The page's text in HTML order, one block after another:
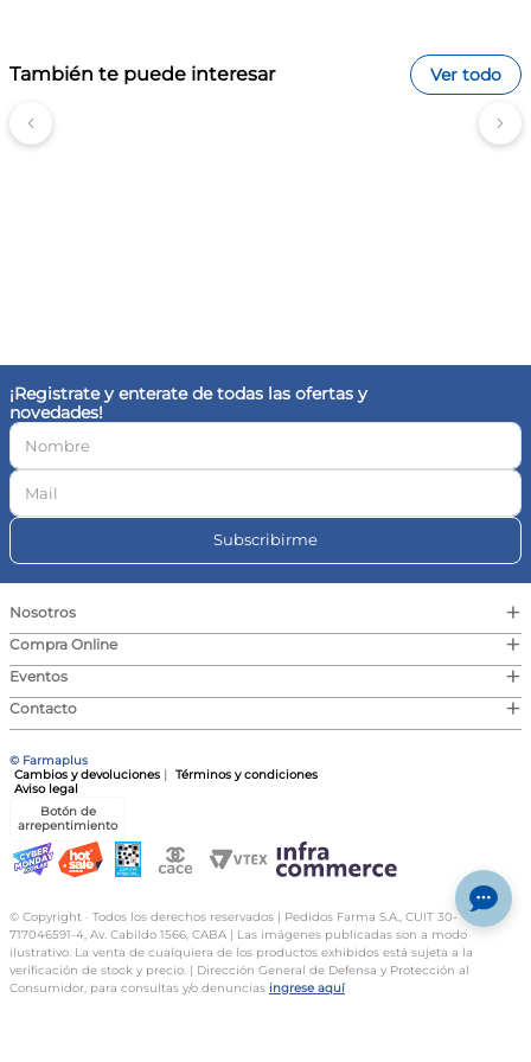
Mantener el doypack bien cerrado en lugar fresco y seco. No
superar la porción recomendada. Mantener fuera del alcance
¿Tiene saborizantes artificiales?
Especificaciones
Tipo: Proteína vegetal | Función: nutrición muscular vegana |
Forma: polvo | Contenido: 907 gramos (30 porciones)
También te puede interesar Ver todo
¡Registrate y enterate de todas las ofertas y
novedades!
Subscribirme
Nosotros +
Compra Online +
Eventos +
Contacto +
© Farmaplus
Cambios y devoluciones | Términos y condiciones
Aviso legal
Botón de
arrepentimiento
© Copyright · Todos los derechos reservados | Pedidos Farma S.A., CUIT 30-
717046591-4, Av. Cabildo 1566, CABA | Las imágenes publicadas son a modo
ilustrativo. La venta de cualquiera de los productos exhibidos está sujeta a la
verificación de stock y precio. | Dirección General de Defensa y Protección al
Consumidor, para consultas y/o denuncias ingrese aquí